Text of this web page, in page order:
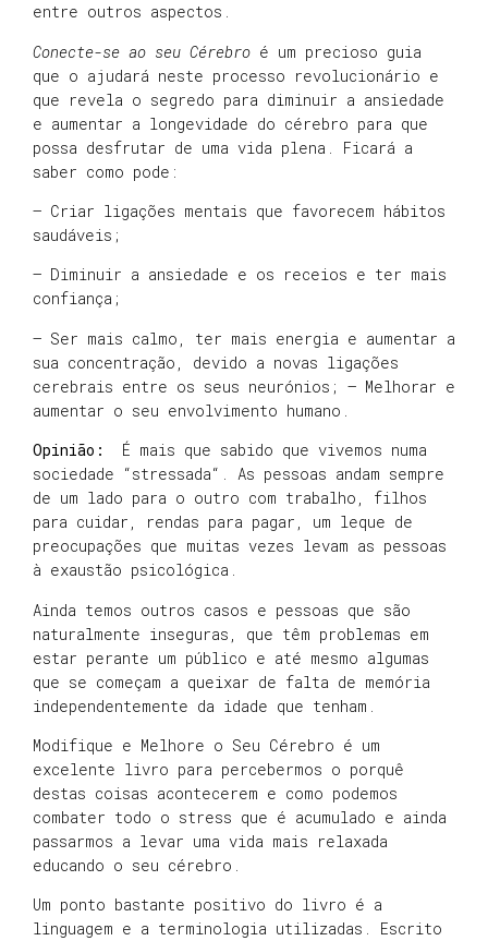
entre outros aspectos.
Conecte-se ao seu Cérebro é um precioso guia
que o ajudará neste processo revolucionário e
que revela o segredo para diminuir a ansiedade
e aumentar a longevidade do cérebro para que
possa desfrutar de uma vida plena. Ficará a
saber como pode:
– Criar ligações mentais que favorecem hábitos
saudáveis;
– Diminuir a ansiedade e os receios e ter mais
confiança;
– Ser mais calmo, ter mais energia e aumentar a
sua concentração, devido a novas ligações
cerebrais entre os seus neurónios; – Melhorar e
aumentar o seu envolvimento humano.
Opinião:
É mais que sabido que vivemos numa
sociedade “stressada“. As pessoas andam sempre
de um lado para o outro com trabalho, filhos
para cuidar, rendas para pagar, um leque de
preocupações que muitas vezes levam as pessoas
à exaustão psicológica.
Ainda temos outros casos e pessoas que são
naturalmente inseguras, que têm problemas em
estar perante um público e até mesmo algumas
que se começam a queixar de falta de memória
independentemente da idade que tenham.
Modifique e Melhore o Seu Cérebro é um
excelente livro para percebermos o porquê
destas coisas acontecerem e como podemos
combater todo o stress que é acumulado e ainda
passarmos a levar uma vida mais relaxada
educando o seu cérebro.
Um ponto bastante positivo do livro é a
linguagem e a terminologia utilizadas. Escrito